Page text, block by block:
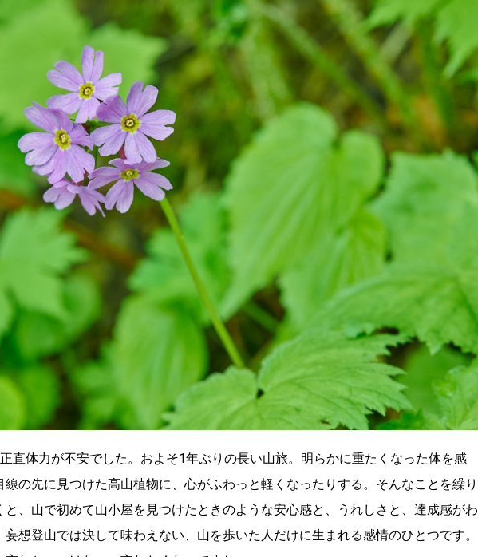
直体力が不安でした。およそ1年ぶりの長い山旅。明らかに重たくなった体を感
の先に見つけた高山植物に、心がふわっと軽くなったりする。そんなことを繰り
、山で初めて山小屋を見つけたときのような安心感と、うれしさと、達成感がわ
想登山では決して味わえない、山を歩いた人だけに生まれる感情のひとつです。